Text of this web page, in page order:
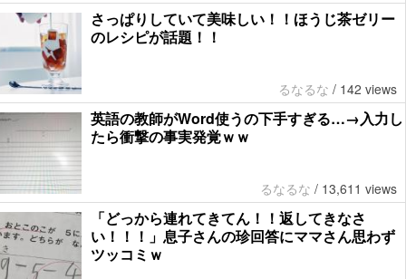
さっぱりしていて美味しい！！ほうじ茶ゼリー
のレシピが話題！！
るなるな / 142 views
英語の教師がWord使うの下手すぎる…→入力し
たら衝撃の事実発覚ｗｗ
るなるな / 13,611 views
「どっから連れてきてん！！返してきなさ
い！！！」息子さんの珍回答にママさん思わず
ツッコミｗ